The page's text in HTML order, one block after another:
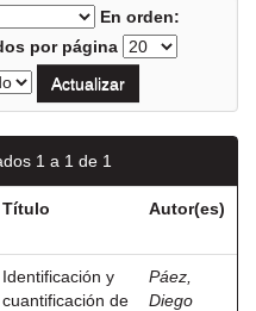
En orden:
por página
1 a 1 de 1
Título Autor(es)
Identificación y
cuantificación de
Páez,
Diego